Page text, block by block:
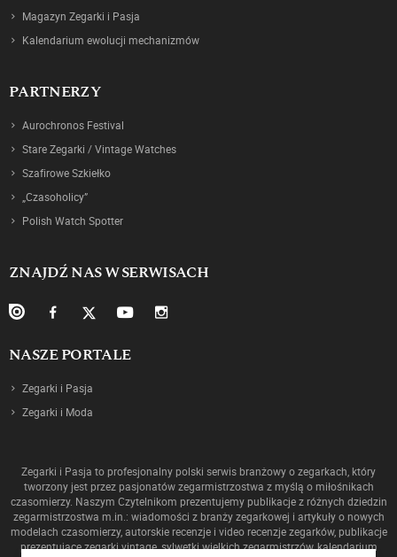
Magazyn Zegarki i Pasja
Kalendarium ewolucji mechanizmów
PARTNERZY
Aurochronos Festival
Stare Zegarki / Vintage Watches
Szafirowe Szkiełko
„Czasoholicy”
Polish Watch Spotter
ZNAJDŹ NAS W SERWISACH
NASZE PORTALE
Zegarki i Pasja
Zegarki i Moda
Zegarki i Pasja to profesjonalny polski serwis branżowy o zegarkach, który
tworzony jest przez pasjonatów zegarmistrzostwa z myślą o miłośnikach
czasomierzy. Naszym Czytelnikom prezentujemy publikacje z różnych dziedzin
zegarmistrzostwa m.in.: wiadomości z branży zegarkowej i artykuły o nowych
modelach czasomierzy, autorskie recenzje i video recenzje zegarków, publikacje
prezentujące zegarki vintage, sylwetki wielkich zegarmistrzów, kalendarium